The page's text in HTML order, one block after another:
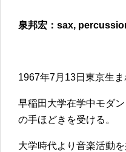
泉邦宏：sax,
1967年7月13日東京生ま
早稲田大学在学中モダ
の手ほどきを受ける。
大学時代より音楽活動